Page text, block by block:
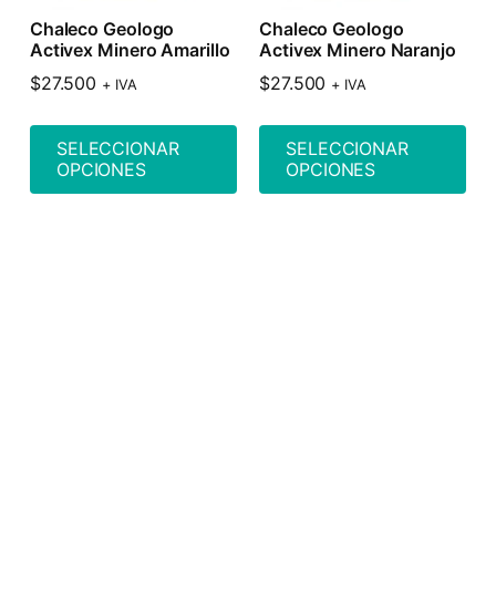
Chaleco Geologo
Activex Minero Amarillo
$27.500 + IVA
SELECCIONAR
OPCIONES
Chaleco Geologo
Activex Minero Naranjo
$27.500 + IVA
SELECCIONAR
OPCIONES